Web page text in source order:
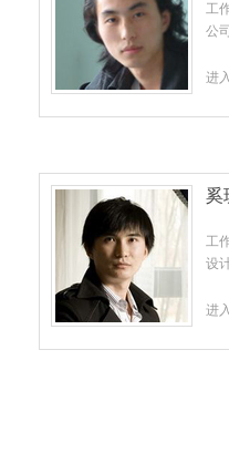
工
公司
进
奚
工
设
进